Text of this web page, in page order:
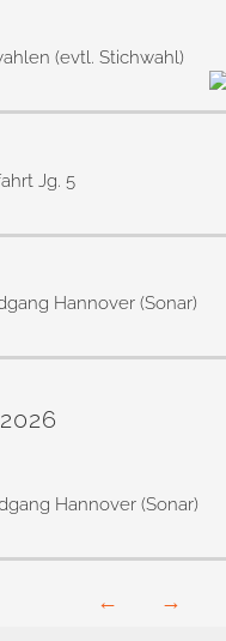
(evtl. Stichwahl)
Jg. 5
Hannover (Sonar)
Hannover (Sonar)
← →